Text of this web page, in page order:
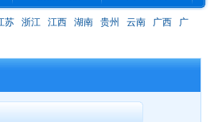
苏 浙江 江西 湖南 贵州 云南 广西
广